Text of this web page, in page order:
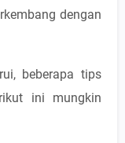
dengan
beberapa tips
ini mungkin